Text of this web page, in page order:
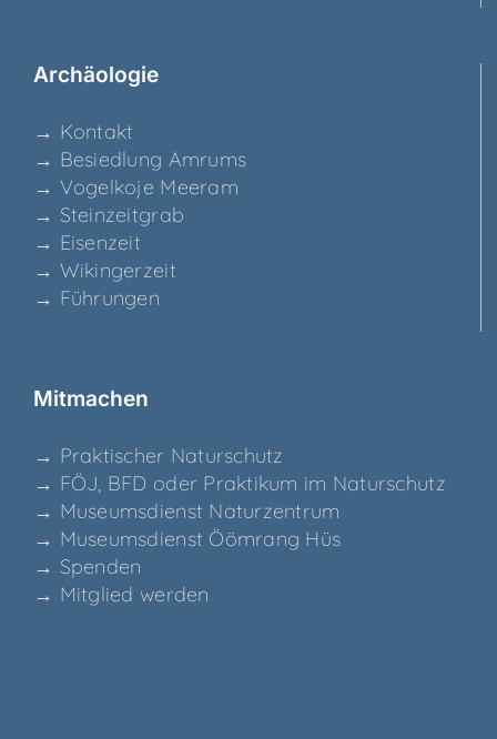
Archäo­lo­gie
→ Kon­takt
→ Besied­lung Amrums
→ Vogel­ko­je Meeram
→ Stein­zeit­grab
→ Eisen­zeit
→ Wikin­ger­zeit
→ Füh­run­gen
Mit­ma­chen
→ Prak­ti­scher Naturschutz
→ FÖJ, BFD oder Prak­ti­kum im Naturschutz
→ Muse­ums­dienst Naturzentrum
→ Muse­ums­dienst Ööm­rang Hüs
→ Spen­den
→ Mit­glied werden